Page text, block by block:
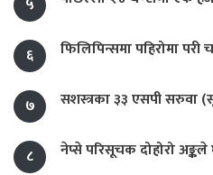
५
६ फिलिपिन्समा पहिरोमा परी
७ सशस्त्रका ३३ एसपी सरुवा
८ नेप्से परिसूचक दोहोरो अङ्कले